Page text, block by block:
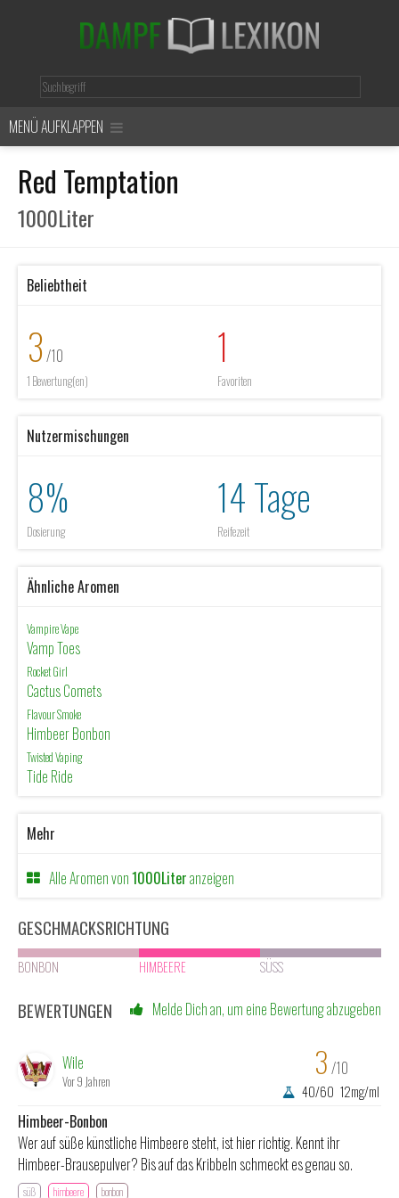
MENÜ AUFKLAPPEN
Red Temptation
1000Liter
GESCHMACKSRICHTUNG
BONBON HIMBEERE SÜSS
BEWERTUNGEN Melde Dich an, um eine Bewertung abzugeben
Wile
Vor 9 Jahren
40/60 12mg/ml
3 /10
Himbeer-Bonbon
Wer auf süße künstliche Himbeere steht, ist hier richtig. Kennt ihr
Himbeer-Brausepulver? Bis auf das Kribbeln schmeckt es genau so.
süß himbeere bonbon
Beliebtheit
3/10
1 Bewertung(en)
1
Favoriten
Nutzermischungen
8%
Dosierung
14 Tage
Reifezeit
Ähnliche Aromen
Vampire Vape
Vamp Toes
Rocket Girl
Cactus Comets
Flavour Smoke
Himbeer Bonbon
Twisted Vaping
Tide Ride
Mehr
Alle Aromen von1000Literanzeigen